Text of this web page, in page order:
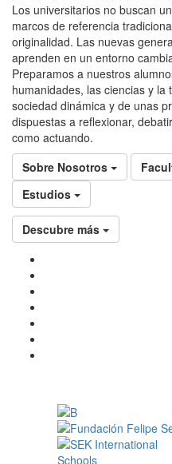
Los universitarios no buscan
marcos de referencia
originalidad. Las nuevas
aprenden en un entorno
Preparamos a nuestros
humanidades, las ciencias y
sociedad dinámica y de unas
dispuestas a reflexionar,
como actuando.
Sobre Nosotros
Estudios
Descubre más